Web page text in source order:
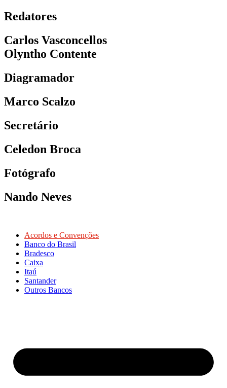
Redatores
Carlos Vasconcellos
Olyntho Contente
Diagramador
Marco Scalzo
Secretário
Celedon Broca
Fotógrafo
Nando Neves
Acordos e Convenções
Banco do Brasil
Bradesco
Caixa
Itaú
Santander
Outros Bancos